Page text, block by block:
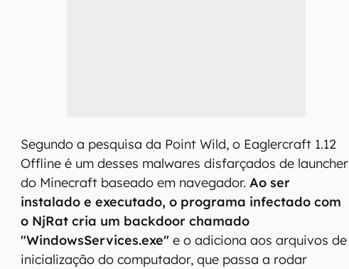
Segundo a pesquisa da Point Wild, o Eaglercraft 1.12
Offline é um desses malwares disfarçados de launcher
do Minecraft baseado em navegador.Ao ser
instalado e executado, o programa infectado com
o NjRat cria um backdoor chamado
"WindowsServices.exe"e o adiciona aos arquivos de
inicialização do computador, que passa a rodar